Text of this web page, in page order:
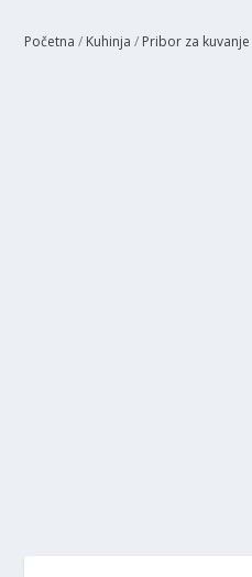
Početna / Kuhinja / Pribor za kuvanje